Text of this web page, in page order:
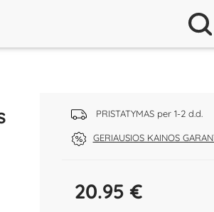
PRISTATYMAS per 1-2 d.d.
GERIAUSIOS KAINOS
20.95 €